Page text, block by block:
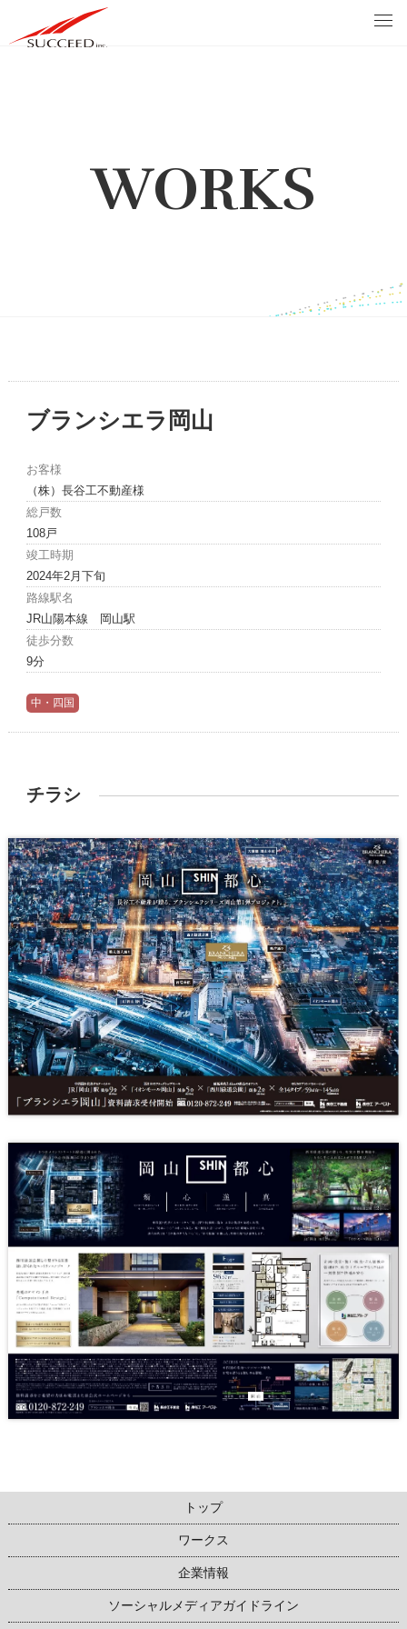
WORKS
ブランシエラ岡山
お客様
（株）長谷工不動産様
総戸数
108戸
竣工時期
2024年2月下旬
路線駅名
JR山陽本線 岡山駅
徒歩分数
9分
中・四国
チラシ
トップ
ワークス
企業情報
ソーシャルメディアガイドライン